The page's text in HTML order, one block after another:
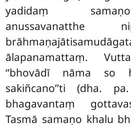
yadidaṃ
ālapanamattaṃ.
‘‘bhovādī nāma
sakiñcano’’ti (dha.
bhagavantaṃ
Tasmā samaṇo khalu